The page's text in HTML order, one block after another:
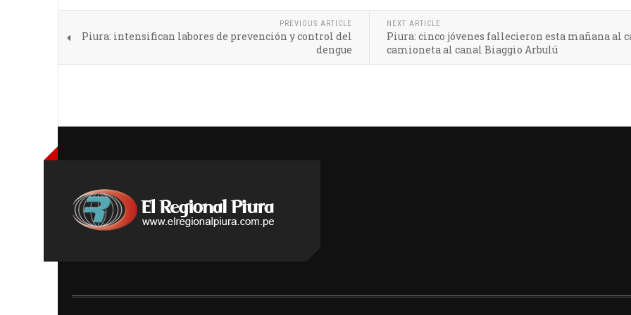
PREVIOUS ARTICLE
Piura: intensifican labores de prevención y control del
dengue
NEXT ARTICLE
Piura: cinco jóvenes fallecieron esta mañana al
camioneta al canal Biaggio Arbulú